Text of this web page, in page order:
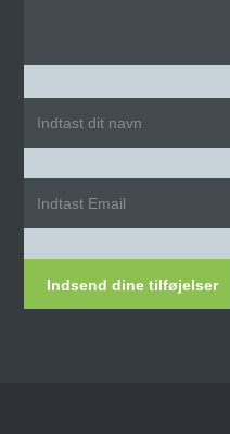
Indsend dine tilføjelser